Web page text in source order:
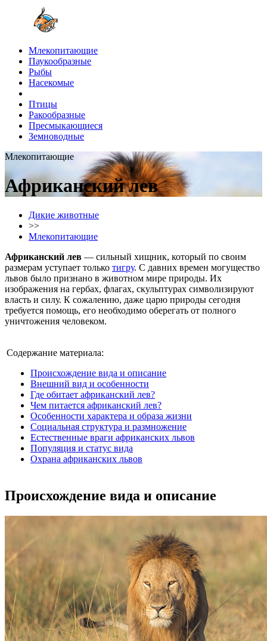
Млекопитающие
Паукообразные
Рыбы
Насекомые
Птицы
Ракообразные
Пресмыкающиеся
Земноводные
Млекопитающие
Африканский лев
Дикие животные
>>
Млекопитающие
Африканский лев — сильный хищник, который по своим
размерам уступает только тигру. С давних времен могущество
львов было признано в животном мире природы. Их
изображения на гербах, флагах, скульптурах символизируют
власть и силу. К сожалению, даже царю природы сегодня
требуется помощь, его необходимо оберегать от полного
уничтожения человеком.
Содержание материала:
Происхождение вида и описание
Внешний вид и особенности
Где обитает африканский лев?
Чем питается африканский лев?
Особенности характера и образа жизни
Социальная структура и размножение
Естественные враги африканских львов
Популяция и статус вида
Охрана африканских львов
Происхождение вида и описание